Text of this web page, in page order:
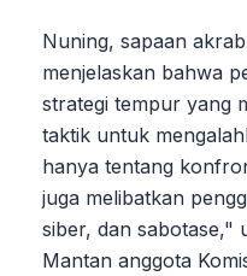
Nuning, sapaan
menjelaskan bahwa
strategi tempur yang
taktik untuk
hanya tentang
juga melibatkan
siber, dan sabotase,"
Mantan anggota